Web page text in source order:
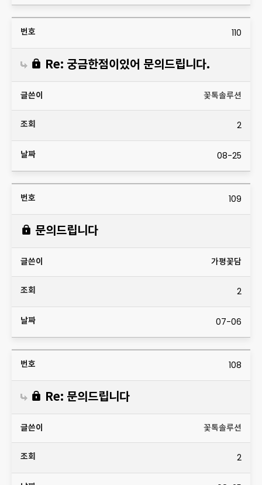
110
Re: 궁금한점이있어 문의드립니다.
꽃톡솔루션
2
08-25
109
문의드립니다
가평꽃담
2
07-06
108
Re: 문의드립니다
꽃톡솔루션
2